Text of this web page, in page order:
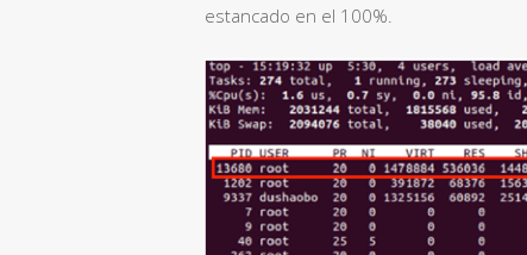
estancado en el 100%.